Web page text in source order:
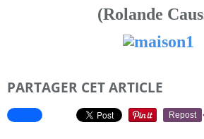
(Rolande
PARTAGER CET ARTICLE
Repost